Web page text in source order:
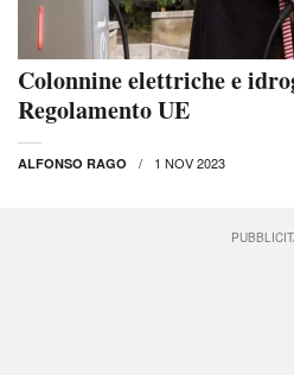
Colonnine elettriche e
Regolamento UE
ALFONSO RAGO 1 NOV 2023